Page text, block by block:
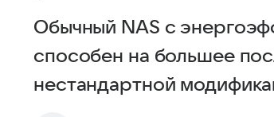
Обычный NAS с
способен на большее
нестандартной